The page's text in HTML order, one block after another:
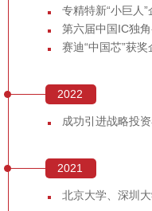
年
专精特新“小巨人”
第六届中国IC独
赛迪“中国芯”获奖
2022
成功引进战略投
2021
年
北京大学、深圳